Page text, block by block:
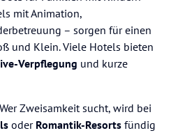
mit Animation,
– sorgen für einen
und Klein. Viele Hotels bieten
Verpflegung und kurze
Zweisamkeit sucht, wird bei
oder Romantik-Resorts fündig